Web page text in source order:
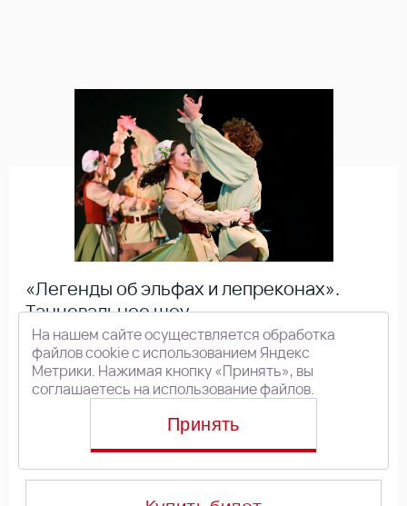
«Легенды об эльфах и лепреконах».
Танцевальное шоу
8 января 2027 Пт 13:00
Театральный зал
Продажа по полной стоимости
На нашем сайте осуществляется обработка
файлов cookie с использованием Яндекс
Метрики. Нажимая кнопку «Принять», вы
соглашаетесь на использование файлов.
Принять